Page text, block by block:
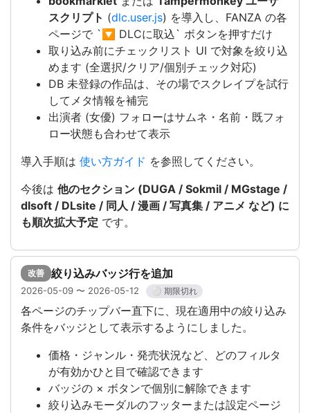
スクリプト (dlc.user.js) を導入し、FANZA の各
ページで `🔽 DLCに取込` ボタンを押すだけ
取り込み前にチェックリスト UI で対象を絞り込
めます (全選択/クリア/個別チェック対応)
DB 未登録の作品は、その場でスクレイプを試行
してメタ情報を補完
出演者 (女優) フォローはサムネ・名前・既フォ
ロー状態も合わせて表示
導入手順は 使い方ガイド を参照してください。
今後は 他のセクション (DUGA / Sokmil / MGstage /
dlsoft / DLsite / 同人 / 漫画 / 写真集 / アニメ など) に
も順次拡大予定 です。
改善 絞り込みバッジ行を追加
2026-05-09 〜 2026-05-12 ⚪ 期限切れ
各ページのチップバー直下に、現在適用中の絞り込み
条件をバッジとして表示するようにしました。
価格・ジャンル・発売状況など、どのフィルタ
が有効かひと目で確認できます
バッジの × ボタンで個別に解除できます
絞り込みモーダルのフッターまたは設定ページ